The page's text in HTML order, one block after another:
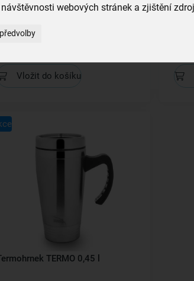
webových stránek a zjištění
TERMO 3x1,1 l
Vložit do košíku
TERMO 0,45 l